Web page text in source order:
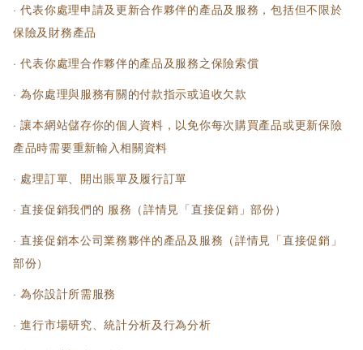
· 代表你處理申請及更新合作夥伴的產品及服務，包括但不限於
保險及財務產品
· 代表你處理合作夥伴的產品及服務之保險索償
· 為你處理與服務有關的付款指示或追收欠款
· 讓本網站儲存你的個人資料，以免你每次購買產品或更新保險
產品時需要重新輸入相關資料
· 處理訂單、開出賬單及履行訂單
· 直接促銷我們的 服務（詳情見「直接促銷」部份）
· 直接促銷本公司業務夥伴的產品及服務（詳情見「直接促銷」
部份）
· 為你設計所需服務
· 進行市場研究、統計分析及行為分析